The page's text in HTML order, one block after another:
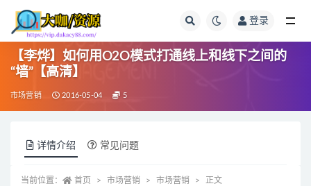
登录
【李烨】如何用O2O模式打通线上和线下之间的
“墙”【高清】
市场营销 2016-05-04 5
详情介绍 常见问题
当前位置： 首页 市场营销 市场营销 正文
全部